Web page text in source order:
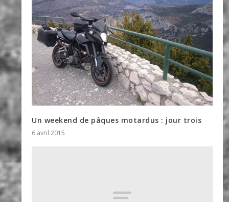
Un weekend de pâques motardus : jour trois
6 avril 2015